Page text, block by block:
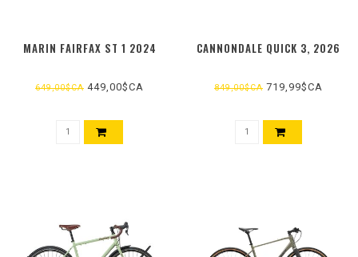
MARIN FAIRFAX ST 1 2024
649,00$CA 449,00$CA
CANNONDALE QUICK 3, 2026
849,00$CA 719,99$CA